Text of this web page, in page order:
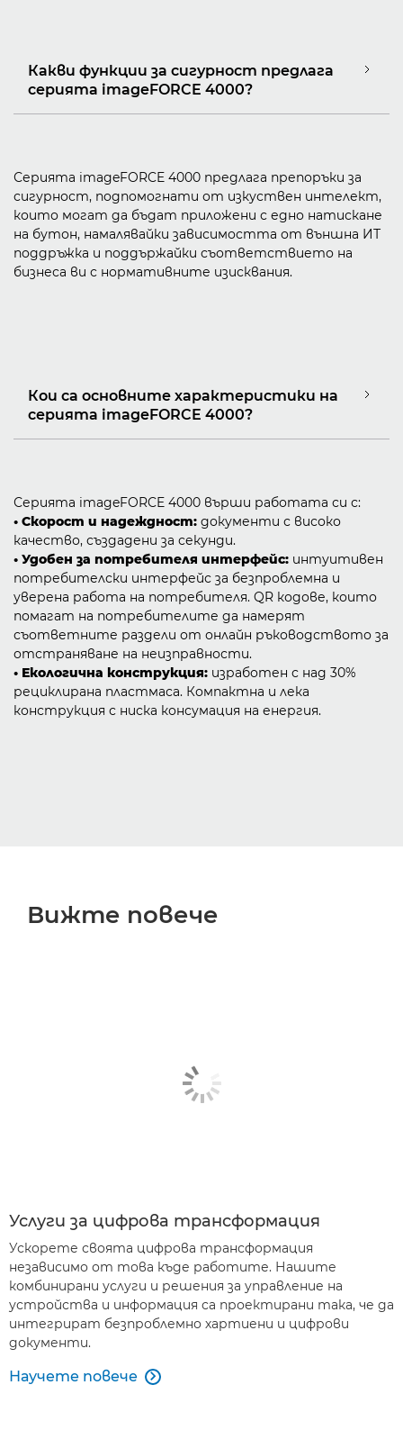
Какви функции за сигурност предлага
серията imageFORCE 4000?
Серията imageFORCE 4000 предлага препоръки за
сигурност, подпомогнати от изкуствен интелект,
които могат да бъдат приложени с едно натискане
на бутон, намалявайки зависимостта от външна ИТ
поддръжка и поддържайки съответствието на
бизнеса ви с нормативните изисквания.
Кои са основните характеристики на
серията imageFORCE 4000?
Серията imageFORCE 4000 върши работата си с:
• Скорост и надеждност: документи с високо
качество, създадени за секунди.
• Удобен за потребителя интерфейс: интуитивен
потребителски интерфейс за безпроблемна и
уверена работа на потребителя. QR кодове, които
помагат на потребителите да намерят
съответните раздели от онлайн ръководството за
отстраняване на неизправности.
• Екологична конструкция: изработен с над 30%
рециклирана пластмаса. Компактна и лека
конструкция с ниска консумация на енергия.
Вижте повече
Услуги за цифрова трансформация
Ускорете своята цифрова трансформация
независимо от това къде работите. Нашите
комбинирани услуги и решения за управление на
устройства и информация са проектирани така, че да
интегрират безпроблемно хартиени и цифрови
документи.
Научете повече 